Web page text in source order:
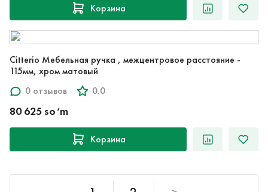
Корзина
Citterio Мебельная ручка , межцентровое расстояние -
115мм, хром матовый
0 отзывов
0.0
80 625 so‘m
Корзина